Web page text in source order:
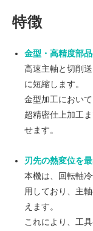
特徴
金型・高精度部
高速主軸と切削
に短縮します。
金型加工におい
超精密仕上加工
せます。
刃先の熱変位を
本機は、回転軸
用しており、主
えます。
これにより、工